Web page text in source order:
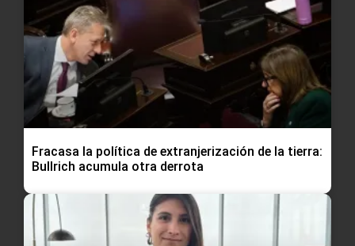
Fracasa la política de extranjerización de la tierra:
Bullrich acumula otra derrota